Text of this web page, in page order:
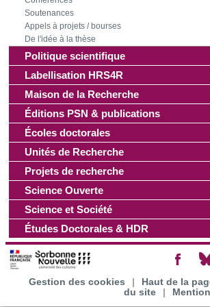
Soutenances
Appels à projets / bourses
De l'idée à la thèse
Politique scientifique
Labellisation HRS4R
Maison de la Recherche
Éditions PSN & publications
Écoles doctorales
Unités de Recherche
Projets de recherche
Science Ouverte
Science et Société
Études Doctorales & HDR
Gestion des cookies Haut de la
du site